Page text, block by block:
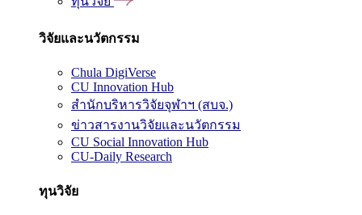
วิจัยและนวัตกรรม
Chula DigiVerse
CU Innovation Hub
สำนักบริหารวิจัยจุฬาฯ (สบจ.)
ข่าวสารงานวิจัยและนวัตกรรม
CU Social Innovation Hub
CU-Daily Research
ทุนวิจัย